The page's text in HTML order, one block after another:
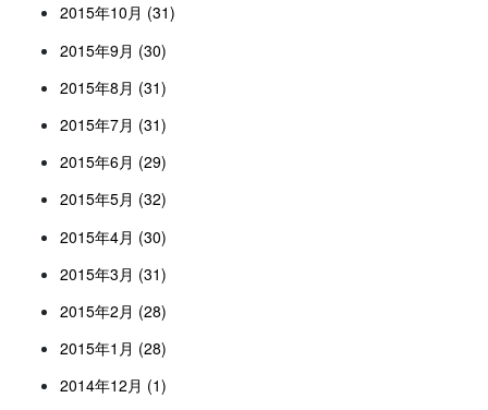
2015年10月 (31)
2015年9月 (30)
2015年8月 (31)
2015年7月 (31)
2015年6月 (29)
2015年5月 (32)
2015年4月 (30)
2015年3月 (31)
2015年2月 (28)
2015年1月 (28)
2014年12月 (1)